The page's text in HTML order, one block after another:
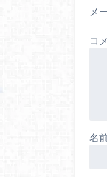
メ
コ
名